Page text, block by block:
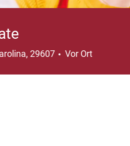
29607 Vor Ort